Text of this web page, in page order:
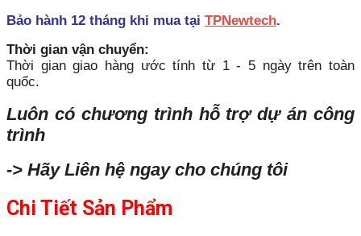
Bảo hành 12 tháng khi mua tại TPNewtech.
Thời gian vận chuyển:
Thời gian giao hàng ước tính từ 1 - 5 ngày trên toàn
quốc.
Luôn có chương trình hỗ trợ dự án công
trình
-> Hãy Liên hệ ngay cho chúng tôi
Chi Tiết Sản Phẩm